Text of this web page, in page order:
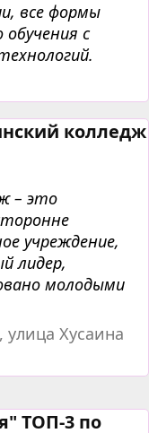
все формы
с
колледж
– это
учреждение,
лидер,
молодыми
улица Хусаина
ТОП-3 по